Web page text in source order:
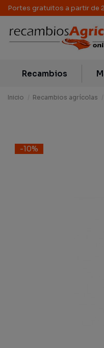
Portes gratuitos a partir de
Recambios
Inicio Recambios agrícolas
-10%